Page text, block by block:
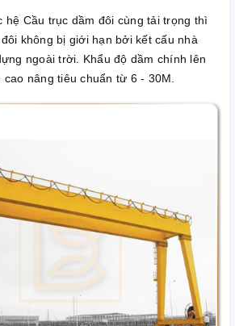
Cầu trục dầm đôi cùng tải trọng thì
không bị giới hạn bởi kết cấu nhà
ngoài trời. Khẩu độ dầm chính lên
nâng tiêu chuẩn từ 6 - 30M.